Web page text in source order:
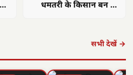
धमतरी के किसान बन रहे
सभी देखें →